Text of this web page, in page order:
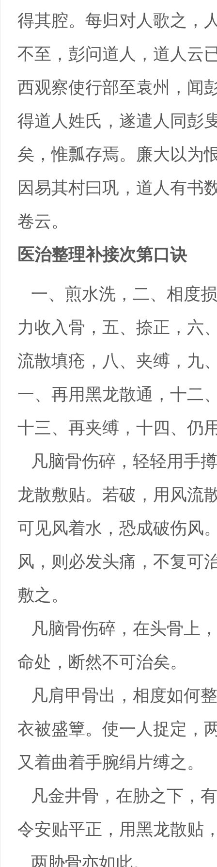
得其腔。每归对人歌之，
不至，彭问道人，道人云
西观察使行部至袁州，闻
得道人姓氏，遂遣人同彭
矣，惟瓢存焉。廉大以为
因易其村曰巩，道人有书
卷云。
医治整理补接次第口诀
一、煎水洗，二、相度
力收入骨，五、捺正，六
流散填疮，八、夹缚，九
一、再用黑龙散通，十二
十三、再夹缚，十四、仍
凡脑骨伤碎，轻轻用手
龙散敷贴。若破，用风流
可见风着水，恐成破伤风
风，则必发头痛，不复可
敷之。
凡脑骨伤碎，在头骨上
命处，断然不可治矣。
凡肩甲骨出，相度如何
衣被盛簟。使一人捉定，
又着曲着手腕绢片缚之。
凡金井骨，在胁之下，
令安贴平正，用黑龙散贴
两胁骨亦如此。